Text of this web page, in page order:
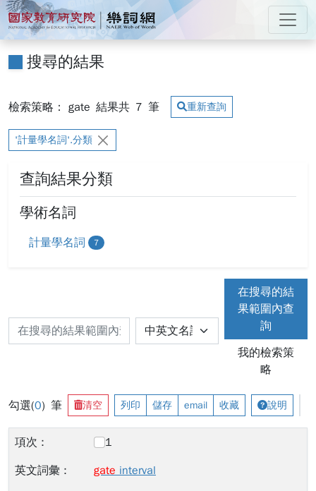
跳到主要內容
:::
國家教育研究院 樂詞網
搜尋的結果
檢索策略： gate 結果共 7 筆 重新查詢
'計量學名詞'.分類
查詢結果分類
學術名詞
計量學名詞 7
在搜尋的結
果範圍內查
詢
我的檢索策
略
勾選(0) 筆 清空 列印 儲存 email 收藏 說明
1
gate interval